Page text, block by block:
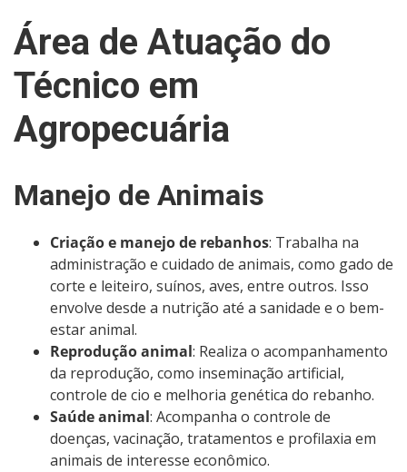
Área de Atuação do
Técnico em
Agropecuária
Manejo de Animais
Criação e manejo de rebanhos: Trabalha na
administração e cuidado de animais, como gado de
corte e leiteiro, suínos, aves, entre outros. Isso
envolve desde a nutrição até a sanidade e o bem-
estar animal.
Reprodução animal: Realiza o acompanhamento
da reprodução, como inseminação artificial,
controle de cio e melhoria genética do rebanho.
Saúde animal: Acompanha o controle de
doenças, vacinação, tratamentos e profilaxia em
animais de interesse econômico.